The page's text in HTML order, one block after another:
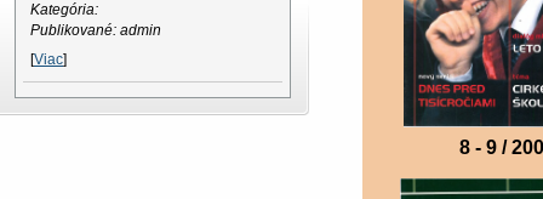
Kategória:
Publikované: admin
[Viac]
8 - 9 /